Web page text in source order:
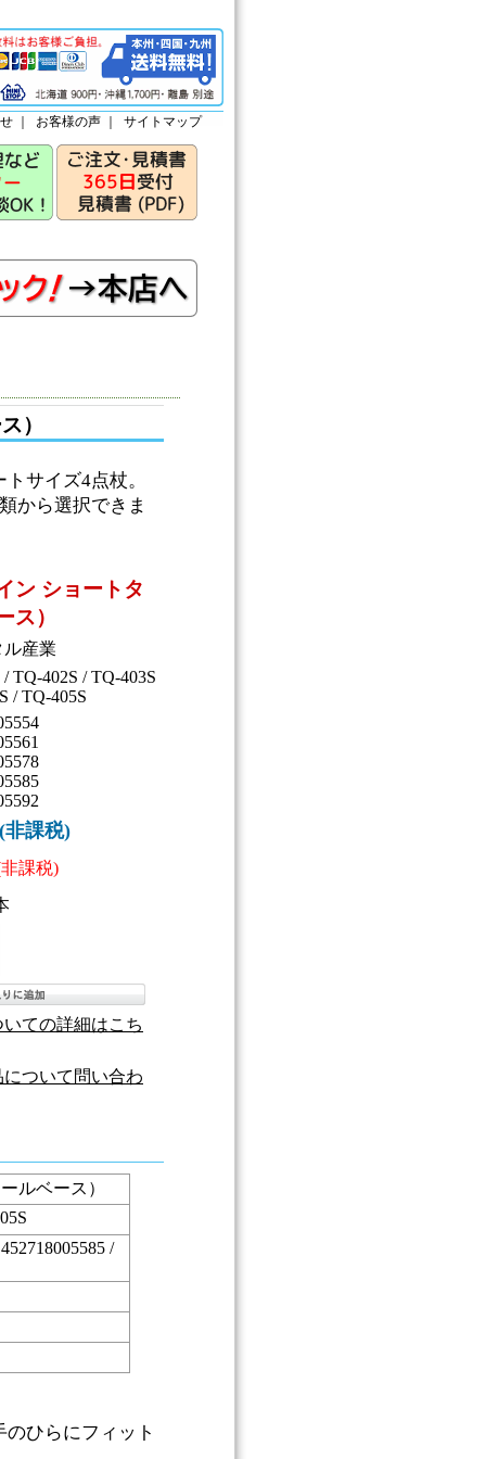
お客様の声 サイトマップ
）
サイズ4点杖。
から選択できま
ン ショートタ
ス）
産業
TQ-402S / TQ-403S
/ TQ-405S
非課税)
課税)
ての詳細はこち
ついて問い合わ
ルベース）
/
ひらにフィット